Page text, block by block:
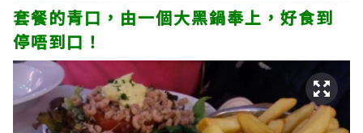
套餐的青口，由一個大黑鍋奉上，好食到
停唔到口！